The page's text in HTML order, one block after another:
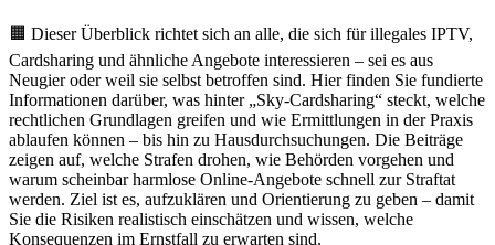
🟧 Dieser Überblick richtet sich an alle, die sich für illegales IPTV,
Cardsharing und ähnliche Angebote interessieren – sei es aus
Neugier oder weil sie selbst betroffen sind. Hier finden Sie fundierte
Informationen darüber, was hinter „Sky-Cardsharing“ steckt, welche
rechtlichen Grundlagen greifen und wie Ermittlungen in der Praxis
ablaufen können – bis hin zu Hausdurchsuchungen. Die Beiträge
zeigen auf, welche Strafen drohen, wie Behörden vorgehen und
warum scheinbar harmlose Online-Angebote schnell zur Straftat
werden. Ziel ist es, aufzuklären und Orientierung zu geben – damit
Sie die Risiken realistisch einschätzen und wissen, welche
Konsequenzen im Ernstfall zu erwarten sind.